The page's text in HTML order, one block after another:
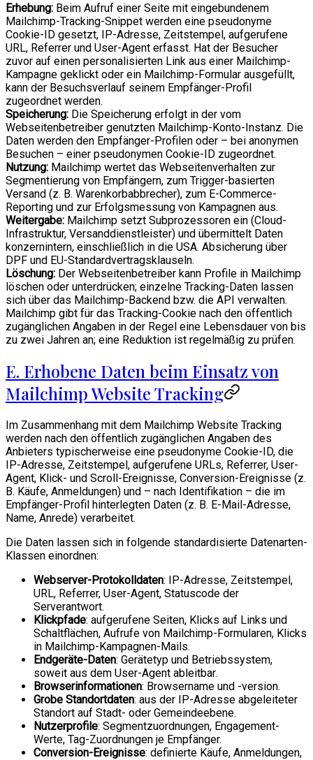
Erhebung: Beim Aufruf einer Seite mit eingebundenem
Mailchimp-Tracking-Snippet werden eine pseudonyme
Cookie-ID gesetzt, IP-Adresse, Zeitstempel, aufgerufene
URL, Referrer und User-Agent erfasst. Hat der Besucher
zuvor auf einen personalisierten Link aus einer Mailchimp-
Kampagne geklickt oder ein Mailchimp-Formular ausgefüllt,
kann der Besuchsverlauf seinem Empfänger-Profil
zugeordnet werden.
Speicherung: Die Speicherung erfolgt in der vom
Webseitenbetreiber genutzten Mailchimp-Konto-Instanz. Die
Daten werden den Empfänger-Profilen oder – bei anonymen
Besuchen – einer pseudonymen Cookie-ID zugeordnet.
Nutzung: Mailchimp wertet das Webseitenverhalten zur
Segmentierung von Empfängern, zum Trigger-basierten
Versand (z. B. Warenkorbabbrecher), zum E-Commerce-
Reporting und zur Erfolgsmessung von Kampagnen aus.
Weitergabe: Mailchimp setzt Subprozessoren ein (Cloud-
Infrastruktur, Versanddienstleister) und übermittelt Daten
konzernintern, einschließlich in die USA. Absicherung über
DPF und EU-Standardvertragsklauseln.
Löschung: Der Webseitenbetreiber kann Profile in Mailchimp
löschen oder unterdrücken; einzelne Tracking-Daten lassen
sich über das Mailchimp-Backend bzw. die API verwalten.
Mailchimp gibt für das Tracking-Cookie nach den öffentlich
zugänglichen Angaben in der Regel eine Lebensdauer von bis
zu zwei Jahren an; eine Reduktion ist regelmäßig zu prüfen.
E. Erhobene Daten beim Einsatz von
Mailchimp Website Tracking
Im Zusammenhang mit dem Mailchimp Website Tracking
werden nach den öffentlich zugänglichen Angaben des
Anbieters typischerweise eine pseudonyme Cookie-ID, die
IP-Adresse, Zeitstempel, aufgerufene URLs, Referrer, User-
Agent, Klick- und Scroll-Ereignisse, Conversion-Ereignisse (z.
B. Käufe, Anmeldungen) und – nach Identifikation – die im
Empfänger-Profil hinterlegten Daten (z. B. E-Mail-Adresse,
Name, Anrede) verarbeitet.
Die Daten lassen sich in folgende standardisierte Datenarten-
Klassen einordnen:
Webserver-Protokolldaten: IP-Adresse, Zeitstempel,
URL, Referrer, User-Agent, Statuscode der
Serverantwort.
Klickpfade: aufgerufene Seiten, Klicks auf Links und
Schaltflächen, Aufrufe von Mailchimp-Formularen, Klicks
in Mailchimp-Kampagnen-Mails.
Endgeräte-Daten: Gerätetyp und Betriebssystem,
soweit aus dem User-Agent ableitbar.
Browserinformationen: Browsername und -version.
Grobe Standortdaten: aus der IP-Adresse abgeleiteter
Standort auf Stadt- oder Gemeindeebene.
Nutzerprofile: Segmentzuordnungen, Engagement-
Werte, Tag-Zuordnungen je Empfänger.
Conversion-Ereignisse: definierte Käufe, Anmeldungen,